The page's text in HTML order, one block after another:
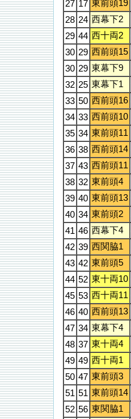
27 17 東前頭19
28 24 西幕下2
29 44 西十両2
30 29 西前頭15
30 29 東幕下9
32 25 東幕下1
33 50 西前頭16
34 33 西前頭10
35 34 東前頭11
36 38 西前頭14
37 43 西前頭11
38 32 東前頭4
39 40 東前頭13
40 34 東前頭2
41 46 西幕下4
42 39 西関脇1
43 42 東前頭5
44 52 東十両10
45 53 西十両11
46 40 西前頭13
47 34 東幕下4
48 37 東十両4
49 49 西十両1
50 47 東前頭3
51 51 東前頭14
52 56 東関脇1